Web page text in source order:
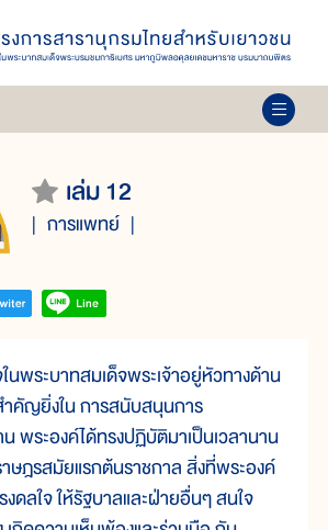
เล่ม 12
การแพทย์
พระบาทสมเด็จพระเจ้าอยู่หัวทางด้าน
คัญยิ่งใน การสนับสนุนการ
พระองค์ได้ทรงปฏิบัติมาเป็นเวลานาน
าษฎรสมัยแรกต้นราชกาล สิ่งที่พระองค์
ดลใจ ให้รัฐบาลและฝ่ายอื่นๆ สนใจ